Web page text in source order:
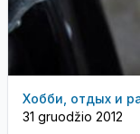
Хобби, отдых и
31 gruodžio 2012